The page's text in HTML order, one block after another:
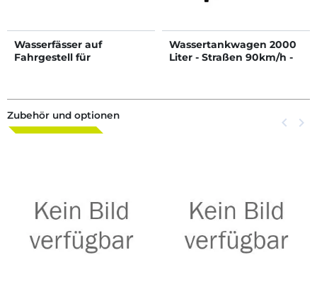
Wasserfässer auf
Fahrgestell für
Wassertankwagen 2000
Liter - Straßen 90km/h -
Zubehör und optionen Zurück
keyboard_arrow_left keyboard_arrow_right